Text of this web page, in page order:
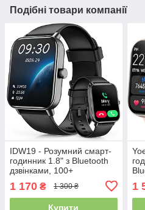
Подібні товари компанії
IDW19 - Розумний смарт-
годинник 1.8" з Bluetooth
дзвінками, 100+
спортивних режимів, для
iOS, Android
1 170 ₴ 1 300 ₴
Купити
1